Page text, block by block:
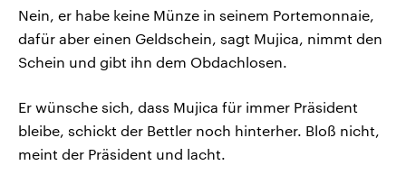
Nein, er habe keine Münze in seinem Portemonnaie,
dafür aber einen Geldschein, sagt Mujica, nimmt den
Schein und gibt ihn dem Obdachlosen.
Er wünsche sich, dass Mujica für immer Präsident
bleibe, schickt der Bettler noch hinterher. Bloß nicht,
meint der Präsident und lacht.